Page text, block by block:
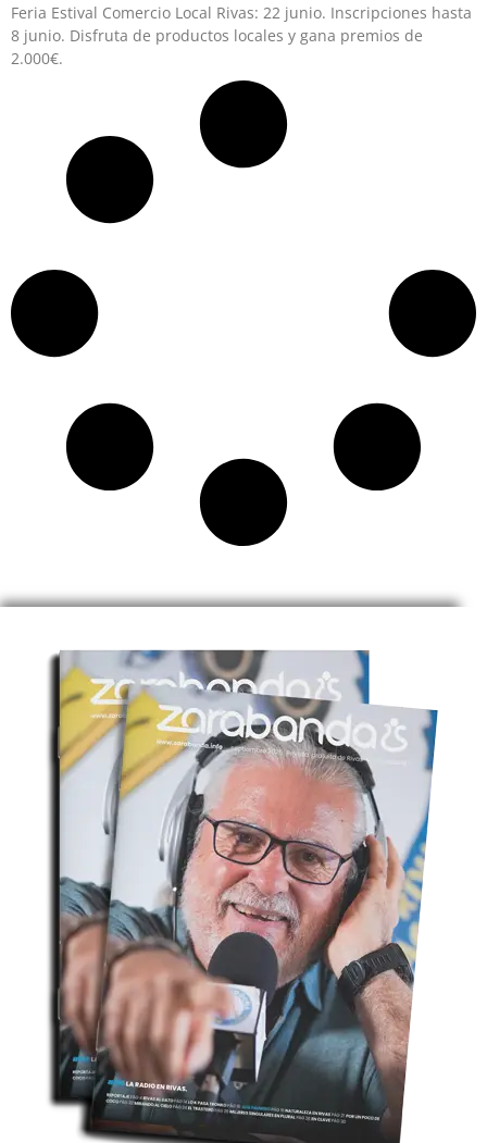
Feria Estival Comercio Local Rivas: 22 junio. Inscripciones hasta
8 junio. Disfruta de productos locales y gana premios de
2.000€.